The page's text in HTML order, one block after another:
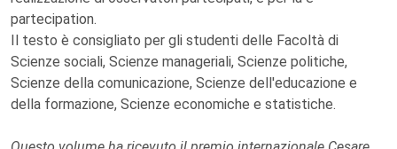
partecipation.
Il testo è consigliato per gli studenti delle Facoltà di
Scienze sociali, Scienze manageriali, Scienze politiche,
Scienze della comunicazione, Scienze dell'educazione e
della formazione, Scienze economiche e statistiche.